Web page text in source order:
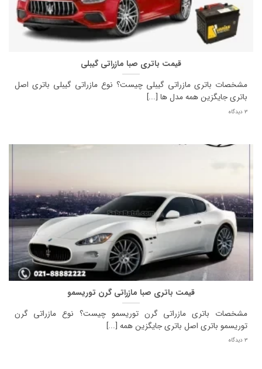
قیمت باتری صبا مازراتی گیبلی
مشخصات باتری مازراتی گیبلی چیست؟ نوع مازراتی گیبلی باتری اصل
باتری جایگزین همه مدل ها [...]
3 دیدگاه
قیمت باتری صبا مازراتی گرن توریسمو
مشخصات باتری مازراتی گرن توریسمو چیست؟ نوع مازراتی گرن
توریسمو باتری اصل باتری جایگزین همه [...]
3 دیدگاه